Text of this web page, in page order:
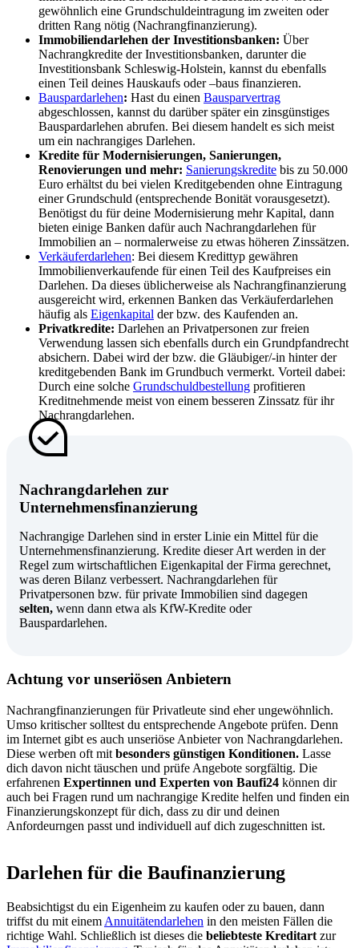
gewöhnlich eine Grundschuldeintragung im zweiten oder
dritten Rang nötig (Nachrangfinanzierung).
Immobiliendarlehen der Investitionsbanken: Über
Nachrangkredite der Investitionsbanken, darunter die
Investitionsbank Schleswig-Holstein, kannst du ebenfalls
einen Teil deines Hauskaufs oder –baus finanzieren.
Bauspardarlehen: Hast du einen Bausparvertrag
abgeschlossen, kannst du darüber später ein zinsgünstiges
Bauspardarlehen abrufen. Bei diesem handelt es sich meist
um ein nachrangiges Darlehen.
Kredite für Modernisierungen, Sanierungen,
Renovierungen und mehr: Sanierungskredite bis zu 50.000
Euro erhältst du bei vielen Kreditgebenden ohne Eintragung
einer Grundschuld (entsprechende Bonität vorausgesetzt).
Benötigst du für deine Modernisierung mehr Kapital, dann
bieten einige Banken dafür auch Nachrangdarlehen für
Immobilien an – normalerweise zu etwas höheren Zinssätzen.
Verkäuferdarlehen: Bei diesem Kredittyp gewähren
Immobilienverkaufende für einen Teil des Kaufpreises ein
Darlehen. Da dieses üblicherweise als Nachrangfinanzierung
ausgereicht wird, erkennen Banken das Verkäuferdarlehen
häufig als Eigenkapital der bzw. des Kaufenden an.
Privatkredite: Darlehen an Privatpersonen zur freien
Verwendung lassen sich ebenfalls durch ein Grundpfandrecht
absichern. Dabei wird der bzw. die Gläubiger/-in hinter der
kreditgebenden Bank im Grundbuch vermerkt. Vorteil dabei:
Durch eine solche Grundschuldbestellung profitieren
Kreditnehmende meist von einem besseren Zinssatz für ihr
Nachrangdarlehen.
Nachrangdarlehen zur
Unternehmensfinanzierung
Nachrangige Darlehen sind in erster Linie ein Mittel für die
Unternehmensfinanzierung. Kredite dieser Art werden in der
Regel zum wirtschaftlichen Eigenkapital der Firma gerechnet,
was deren Bilanz verbessert. Nachrangdarlehen für
Privatpersonen bzw. für private Immobilien sind dagegen
selten, wenn dann etwa als KfW-Kredite oder
Bauspardarlehen.
Achtung vor unseriösen Anbietern
Nachrangfinanzierungen für Privatleute sind eher ungewöhnlich.
Umso kritischer solltest du entsprechende Angebote prüfen. Denn
im Internet gibt es auch unseriöse Anbieter von Nachrangdarlehen.
Diese werben oft mit besonders günstigen Konditionen. Lasse
dich davon nicht täuschen und prüfe Angebote sorgfältig. Die
erfahrenen Expertinnen und Experten von Baufi24 können dir
auch bei Fragen rund um nachrangige Kredite helfen und finden ein
Finanzierungskonzept für dich, dass zu dir und deinen
Anfordeurngen passt und individuell auf dich zugeschnitten ist.
Darlehen für die Baufinanzierung
Beabsichtigst du ein Eigenheim zu kaufen oder zu bauen, dann
triffst du mit einem Annuitätendarlehen in den meisten Fällen die
richtige Wahl. Schließlich ist dieses die beliebteste Kreditart zur